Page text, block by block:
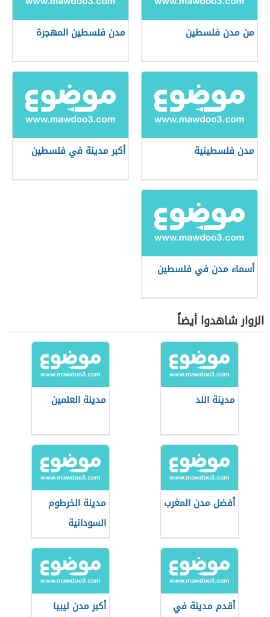
من مدن فلسطين مدن فلسطين المهجرة
مدن فلسطينية أكبر مدينة في فلسطين
أسماء مدن في فلسطين
الزوار شاهدوا أيضاً
مدينة اللد مدينة العلمين
أفضل مدن المغرب
مدينة الخرطوم
السودانية
أقدم مدينة في
أكبر مدن ليبيا